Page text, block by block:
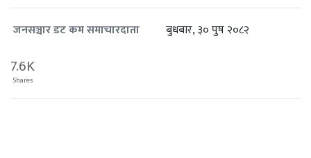
जनसञ्चार डट कम समाचारदाता बुधबार, ३० पुष २०८२
7.6K
Shares